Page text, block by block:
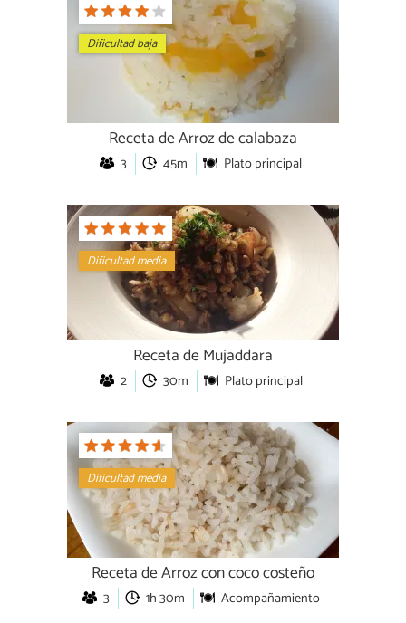
Dificultad baja
Receta de Arroz de calabaza
3 45m Plato principal
Dificultad media
Receta de Mujaddara
2 30m Plato principal
Dificultad media
Receta de Arroz con coco costeño
3 1h 30m Acompañamiento